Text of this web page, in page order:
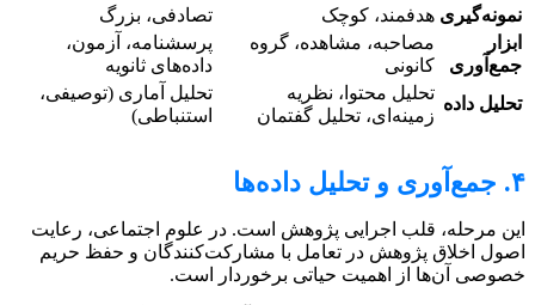
نمونه‌گیری هدفمند، کوچک
تصادفی، بزرگ
ابزار
جمع‌آوری
مصاحبه، مشاهده، گروه
کانونی
پرسشنامه، آزمون،
داده‌های ثانویه
تحلیل داده
تحلیل محتوا، نظریه
زمینه‌ای، تحلیل گفتمان
تحلیل آماری (توصیفی،
استنباطی)
۴. جمع‌آوری و تحلیل داده‌ها
این مرحله، قلب اجرایی پژوهش است. در علوم اجتماعی، رعایت
اصول اخلاق پژوهش در تعامل با مشارکت‌کنندگان و حفظ حریم
خصوصی آن‌ها از اهمیت حیاتی برخوردار است.